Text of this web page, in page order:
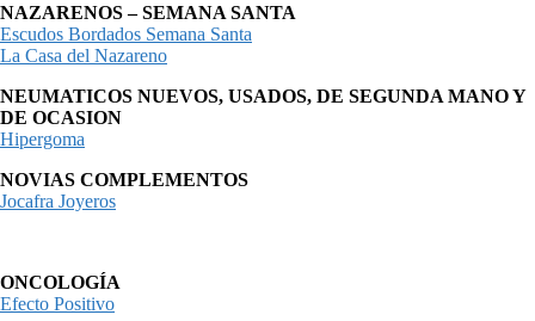
NAZARENOS – SEMANA SANTA
Escudos Bordados Semana Santa
La Casa del Nazareno
NEUMATICOS NUEVOS, USADOS, DE SEGUNDA MANO Y
DE OCASION
Hipergoma
NOVIAS COMPLEMENTOS
Jocafra Joyeros
ONCOLOGÍA
Efecto Positivo